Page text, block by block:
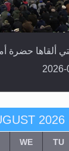
ألقاها حضرة
2026
TU
WE